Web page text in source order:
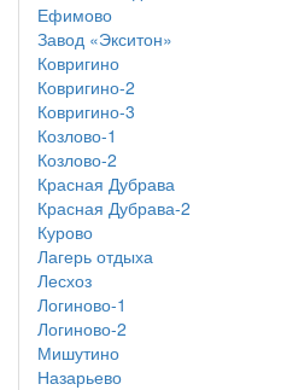
Ефимово
Завод «Экситон»
Ковригино
Ковригино-2
Ковригино-3
Козлово-1
Козлово-2
Красная Дубрава
Красная Дубрава-2
Курово
Лагерь отдыха
Лесхоз
Логиново-1
Логиново-2
Мишутино
Назарьево